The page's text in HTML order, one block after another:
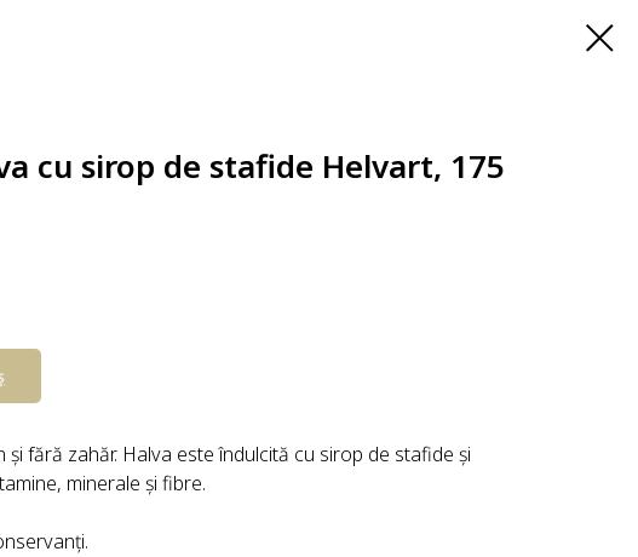
cu sirop de stafide Helvart, 175
și fără zahăr. Halva este îndulcită cu sirop de stafide și
minerale și fibre.